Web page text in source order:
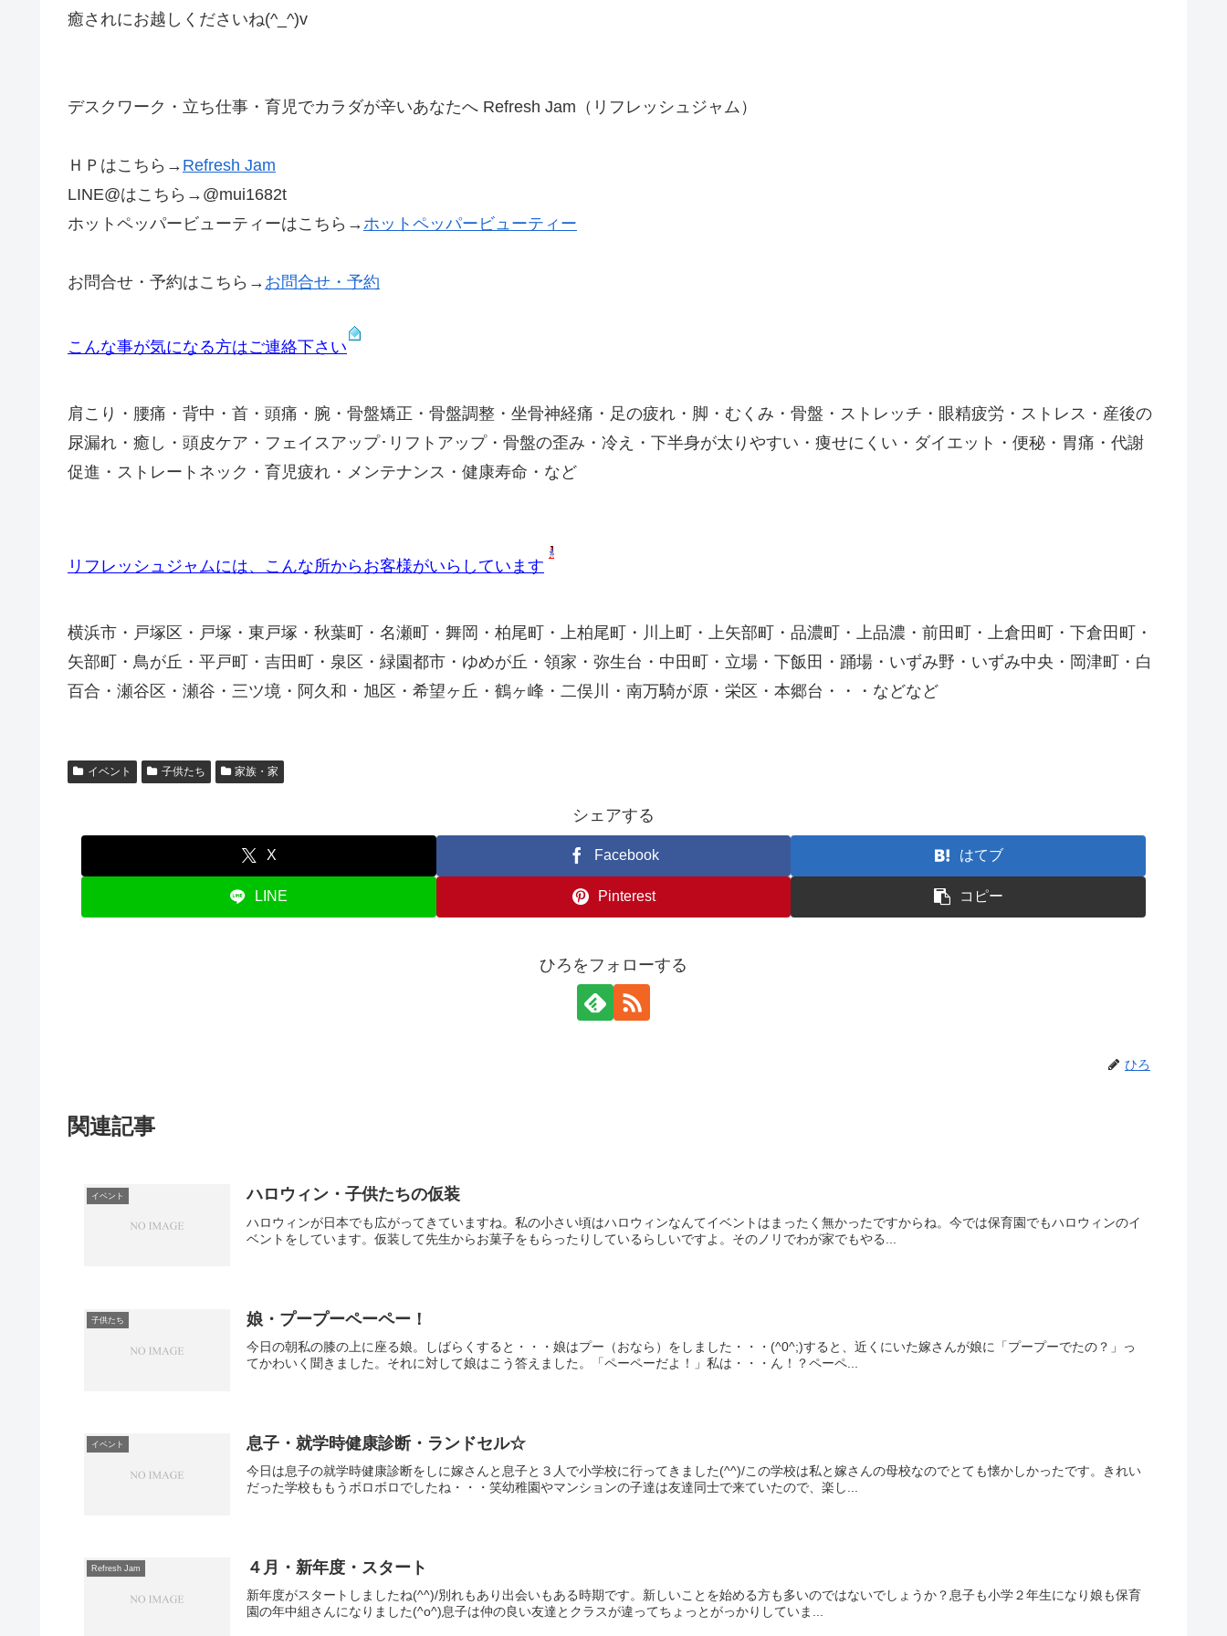
癒されにお越しくださいね(^_^)v
デスクワーク・立ち仕事・育児でカラダが辛いあなたへ Refresh Jam（リフレッシュジャム）
ＨＰはこちら→ Refresh Jam
LINE@はこちら→@mui1682t
ホットペッパービューティーはこちら→ ホットペッパービューティー
お問合せ・予約はこちら→ お問合せ・予約
こんな事が気になる方はご連絡下さい
肩こり・腰痛・背中・首・頭痛・腕・骨盤矯正・骨盤調整・坐骨神経痛・足の疲れ・脚・むくみ・骨盤・ストレッチ・眼精疲労・ストレス・産後の
尿漏れ・癒し・頭皮ケア・フェイスアップ･リフトアップ・骨盤の歪み・冷え・下半身が太りやすい・痩せにくい・ダイエット・便秘・胃痛・代謝
促進・ストレートネック・育児疲れ・メンテナンス・健康寿命・など
リフレッシュジャムには、こんな所からお客様がいらしています
横浜市・戸塚区・戸塚・東戸塚・秋葉町・名瀬町・舞岡・柏尾町・上柏尾町・川上町・上矢部町・品濃町・上品濃・前田町・上倉田町・下倉田町・
矢部町・鳥が丘・平戸町・吉田町・泉区・緑園都市・ゆめが丘・領家・弥生台・中田町・立場・下飯田・踊場・いずみ野・いずみ中央・岡津町・白
百合・瀬谷区・瀬谷・三ツ境・阿久和・旭区・希望ヶ丘・鶴ヶ峰・二俣川・南万騎が原・栄区・本郷台・・・などなど
イベント 子供たち 家族・家
シェアする
X Facebook はてブ
LINE Pinterest コピー
ひろをフォローする
ひろ
関連記事
イベント ハロウィン・子供たちの仮装
ハロウィンが日本でも広がってきていますね。私の小さい頃はハロウィンなんてイベントはまったく無かったですからね。今では保育園でもハロウィンのイ
ベントをしています。仮装して先生からお菓子をもらったりしているらしいですよ。そのノリでわが家でもやる...
子供たち 娘・プープーペーペー！
今日の朝私の膝の上に座る娘。しばらくすると・・・娘はプー（おなら）をしました・・・(^0^;)すると、近くにいた嫁さんが娘に「プープーでたの？」っ
てかわいく聞きました。それに対して娘はこう答えました。「ペーペーだよ！」私は・・・ん！？ペーペ...
イベント 息子・就学時健康診断・ランドセル☆
今日は息子の就学時健康診断をしに嫁さんと息子と３人で小学校に行ってきました(^^)/この学校は私と嫁さんの母校なのでとても懐かしかったです。きれい
だった学校ももうボロボロでしたね・・・笑幼稚園やマンションの子達は友達同士で来ていたので、楽し...
Refresh Jam ４月・新年度・スタート
新年度がスタートしましたね(^^)/別れもあり出会いもある時期です。新しいことを始める方も多いのではないでしょうか？息子も小学２年生になり娘も保育
園の年中組さんになりました(^o^)息子は仲の良い友達とクラスが違ってちょっとがっかりしていま...